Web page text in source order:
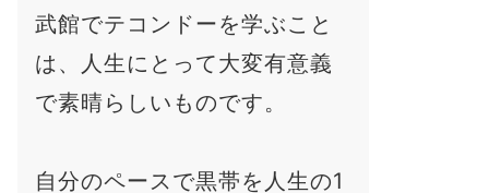
武館でテコンドーを学ぶこと
は、人生にとって大変有意義
で素晴らしいものです。
自分のペースで黒帯を人生の1